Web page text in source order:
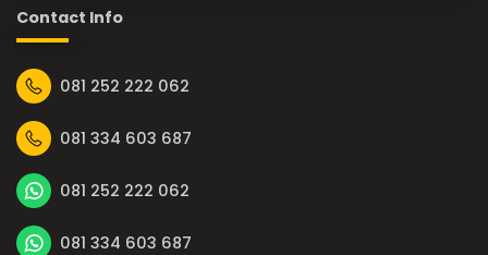
Contact Info
081 252 222 062
081 334 603 687
081 252 222 062
081 334 603 687